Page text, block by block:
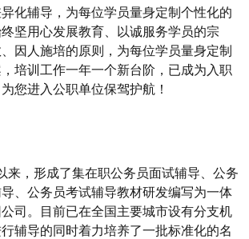
化辅导，为每位学员量身定制个性化的
坚用心发展教育、以诚服务学员的宗
因人施培的原则，为每位学员量身定制
培训工作一年一个新台阶，已成为入职
您进入公职单位保驾护航！
，形成了集在职公务员面试辅导、公务
、公务员考试辅导教材研发编写为一体
司。目前已在全国主要城市设有分支机
辅导的同时着力培养了一批标准化的名